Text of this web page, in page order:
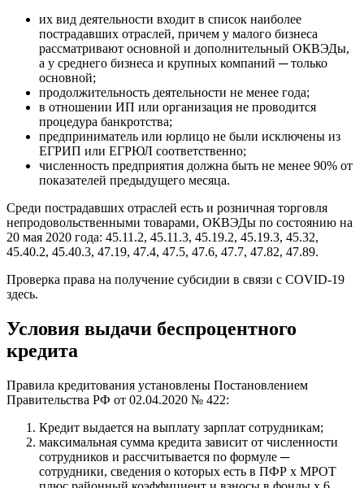
их вид деятельности входит в список наиболее
пострадавших отраслей, причем у малого бизнеса
рассматривают основной и дополнительный ОКВЭДы,
а у среднего бизнеса и крупных компаний ─ только
основной;
продолжительность деятельности не менее года;
в отношении ИП или организация не проводится
процедура банкротства;
предприниматель или юрлицо не были исключены из
ЕГРИП или ЕГРЮЛ соответственно;
численность предприятия должна быть не менее 90% от
показателей предыдущего месяца.
Среди пострадавших отраслей есть и розничная торговля
непродовольственными товарами, ОКВЭДы по состоянию на
20 мая 2020 года: 45.11.2, 45.11.3, 45.19.2, 45.19.3, 45.32,
45.40.2, 45.40.3, 47.19, 47.4, 47.5, 47.6, 47.7, 47.82, 47.89.
Проверка права на получение субсидии в связи с COVID-19
здесь.
Условия выдачи беспроцентного
кредита
Правила кредитования установлены Постановлением
Правительства РФ от 02.04.2020 № 422:
Кредит выдается на выплату зарплат сотрудникам;
максимальная сумма кредита зависит от численности
сотрудников и рассчитывается по формуле ─
сотрудники, сведения о которых есть в ПФР х МРОТ